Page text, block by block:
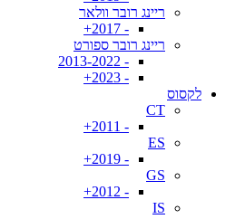
ריינג רובר וולאר
- 2017+
ריינג רובר ספורט
- 2013-2022
- 2023+
לקסוס
CT
- 2011+
ES
- 2019+
GS
- 2012+
IS